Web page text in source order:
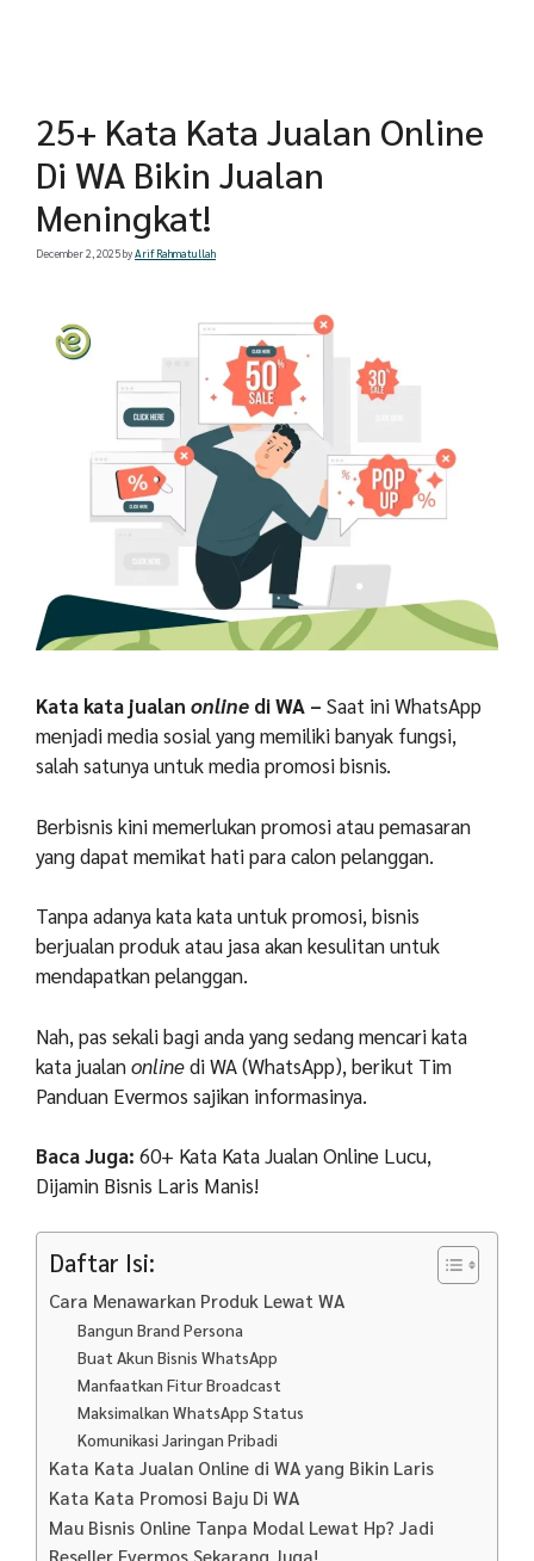
25+ Kata Kata Jualan Online
Di WA Bikin Jualan
Meningkat!
December 2, 2025byArif Rahmatullah
Kata kata jualan online di WA – Saat ini WhatsApp
menjadi media sosial yang memiliki banyak fungsi,
salah satunya untuk media promosi bisnis.
Berbisnis kini memerlukan promosi atau pemasaran
yang dapat memikat hati para calon pelanggan.
Tanpa adanya kata kata untuk promosi, bisnis
berjualan produk atau jasa akan kesulitan untuk
mendapatkan pelanggan.
Nah, pas sekali bagi anda yang sedang mencari kata
kata jualanonlinedi WA (WhatsApp), berikut Tim
Panduan Evermos sajikan informasinya.
Baca Juga: 60+ Kata Kata Jualan Online Lucu,
Dijamin Bisnis Laris Manis!
Daftar Isi:
Cara Menawarkan Produk Lewat WA
Bangun Brand Persona
Buat Akun Bisnis WhatsApp
Manfaatkan Fitur Broadcast
Maksimalkan WhatsApp Status
Komunikasi Jaringan Pribadi
Kata Kata Jualan Online di WA yang Bikin Laris
Kata Kata Promosi Baju Di WA
Mau Bisnis Online Tanpa Modal Lewat Hp? Jadi
Reseller Evermos Sekarang Juga!